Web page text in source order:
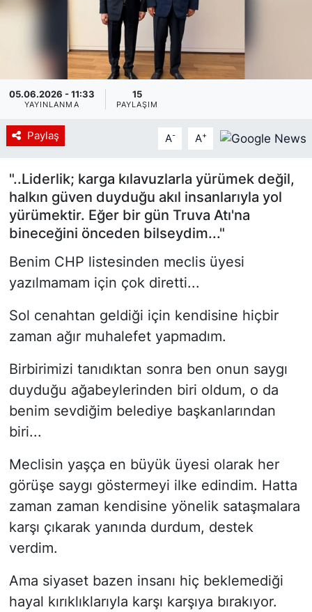
05.06.2026 - 11:33
YAYINLANMA
15
PAYLAŞIM
Paylaş A- A+
"..Liderlik; karga kılavuzlarla yürümek değil,
halkın güven duyduğu akıl insanlarıyla yol
yürümektir. Eğer bir gün Truva Atı'na
bineceğini önceden bilseydim..."
Benim CHP listesinden meclis üyesi
yazılmamam için çok diretti...
Sol cenahtan geldiği için kendisine hiçbir
zaman ağır muhalefet yapmadım.
Birbirimizi tanıdıktan sonra ben onun saygı
duyduğu ağabeylerinden biri oldum, o da
benim sevdiğim belediye başkanlarından
biri...
Meclisin yaşça en büyük üyesi olarak her
görüşe saygı göstermeyi ilke edindim. Hatta
zaman zaman kendisine yönelik sataşmalara
karşı çıkarak yanında durdum, destek
verdim.
Ama siyaset bazen insanı hiç beklemediği
hayal kırıklıklarıyla karşı karşıya bırakıyor.
YEREL HABER
Haberde insan
Tanıtım